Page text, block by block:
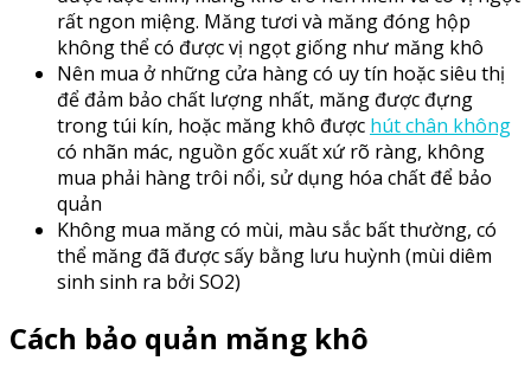
rất ngon miệng. Măng tươi và măng đóng hộp
không thể có được vị ngọt giống như măng khô
Nên mua ở những cửa hàng có uy tín hoặc siêu thị
để đảm bảo chất lượng nhất, măng được đựng
trong túi kín, hoặc măng khô được hút chân không
có nhãn mác, nguồn gốc xuất xứ rõ ràng, không
mua phải hàng trôi nổi, sử dụng hóa chất để bảo
quản
Không mua măng có mùi, màu sắc bất thường, có
thể măng đã được sấy bằng lưu huỳnh (mùi diêm
sinh sinh ra bởi SO2)
Cách bảo quản măng khô